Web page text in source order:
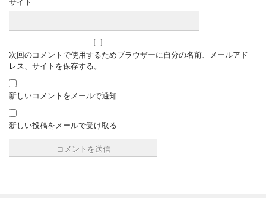
次回のコメントで使用するためブラウザーに自分の名前、メールアド
レス、サイトを保存する。
新しいコメントをメールで通知
新しい投稿をメールで受け取る